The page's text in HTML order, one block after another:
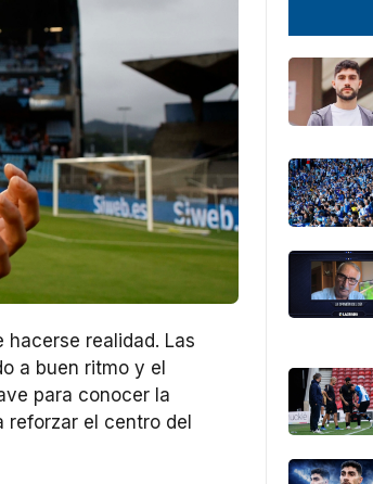
realidad. Las
a buen ritmo y el
para conocer la
reforzar el centro del